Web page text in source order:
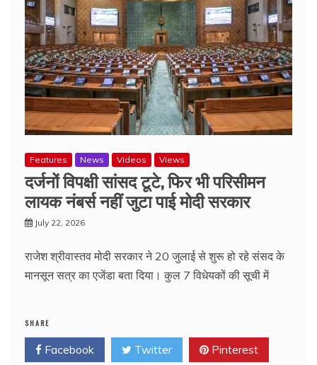
Features News Videos Views
दर्जनों विपक्षी सांसद टूटे, फिर भी परिसीमन
लायक नंबर्स नहीं जुटा पाई मोदी सरकार
July 22, 2026
राजेश श्रीवास्तव मोदी सरकार ने 20 जुलाई से शुरू हो रहे संसद के
मानसून सत्र का एजेंडा बता दिया। कुल 7 विधेयकों की सूची में
SHARE
Facebook Twitter Pinterest